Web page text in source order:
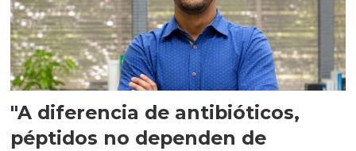
"A diferencia de antibióticos,
péptidos no dependen de